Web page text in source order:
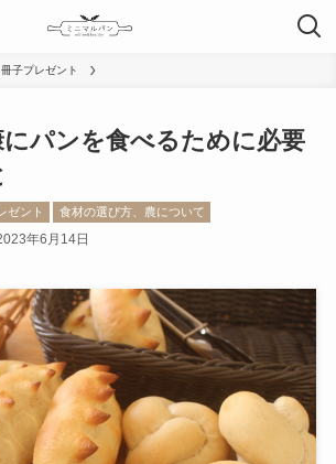
子プレゼント
パンを食べるために必要
ゼント 食材の選び方、農について
年6月14日